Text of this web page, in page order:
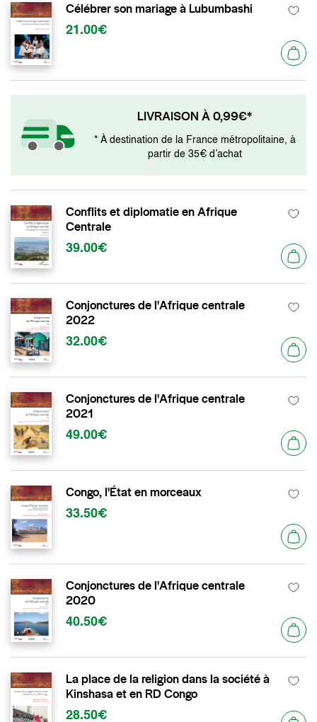
Célébrer son mariage à Lubumbashi
21.00€
LIVRAISON À 0,99€*
* À destination de la France métropolitaine, à
partir de 35€ d’achat
Conflits et diplomatie en Afrique
Centrale
39.00€
Conjonctures de l'Afrique centrale
2022
32.00€
Conjonctures de l'Afrique centrale
2021
49.00€
Congo, l'État en morceaux
33.50€
Conjonctures de l'Afrique centrale
2020
40.50€
La place de la religion dans la société à
Kinshasa et en RD Congo
28.50€